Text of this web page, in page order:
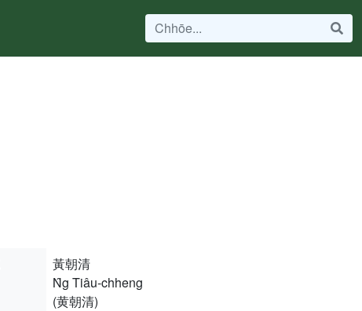
黃朝清
N̂g Tiâu-chheng
(黄朝清)